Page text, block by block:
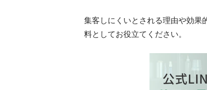
集客しにくいとされる理由や効果
料としてお役立てください。